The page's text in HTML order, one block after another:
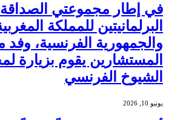
في إطار مجموعتي الصداقة
البرلمانيتين للمملكة المغربية
والجمهورية الفرنسية،
المستشارين يقوم بزيارة
الشيوخ الفرنسي
يونيو 10, 2026